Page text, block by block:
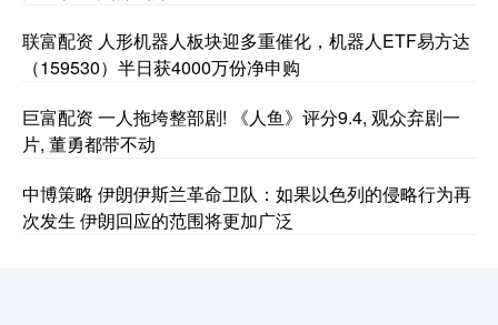
联富配资 人形机器人板块迎多重催化，机器人ETF易方达
（159530）半日获4000万份净申购
巨富配资 一人拖垮整部剧! 《人鱼》评分9.4, 观众弃剧一
片, 董勇都带不动
中博策略 伊朗伊斯兰革命卫队：如果以色列的侵略行为再
次发生 伊朗回应的范围将更加广泛